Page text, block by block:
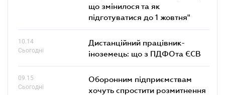
що змінилося та як
підготуватися до 1 жовтня"
10.14
Сьогодні
Дистанційний працівник-
іноземець: що з ПДФОта ЄСВ
09.15
Сьогодні
Оборонним підприємствам
хочуть спростити розмитнення